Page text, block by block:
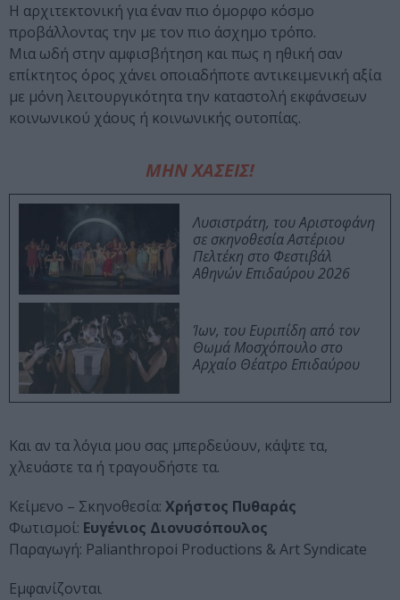
Η αρχιτεκτονική για έναν πιο όμορφο κόσμο
προβάλλοντας την με τον πιο άσχημο τρόπο.
Μια ωδή στην αμφισβήτηση και πως η ηθική σαν
επίκτητος όρος χάνει οποιαδήποτε αντικειμενική αξία
με μόνη λειτουργικότητα την καταστολή εκφάνσεων
κοινωνικού χάους ή κοινωνικής ουτοπίας.
ΜΗΝ ΧΑΣΕΙΣ!
Λυσιστράτη, του Αριστοφάνη
σε σκηνοθεσία Αστέριου
Πελτέκη στο Φεστιβάλ
Αθηνών Επιδαύρου 2026
Ίων, του Ευριπίδη από τον
Θωμά Μοσχόπουλο στο
Αρχαίο Θέατρο Επιδαύρου
Και αν τα λόγια μου σας μπερδεύουν, κάψτε τα,
χλευάστε τα ή τραγουδήστε τα.
Κείμενο – Σκηνοθεσία: Χρήστος Πυθαράς
Φωτισμοί: Ευγένιος Διονυσόπουλος
Παραγωγή: Palianthropoi Productions & Art Syndicate
Eμφανίζονται